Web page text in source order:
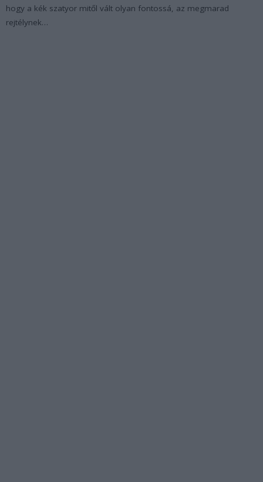
hogy a kék szatyor mitől vált olyan fontossá, az megmarad
rejtélynek…